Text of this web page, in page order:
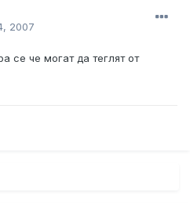
2007
се че могат да теглят от